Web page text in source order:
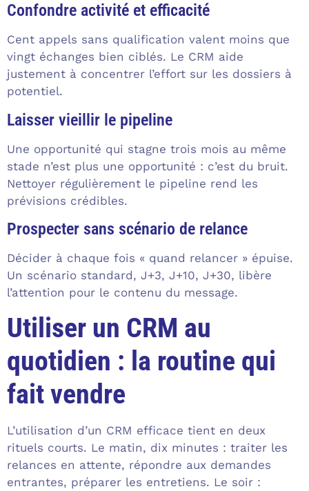
Confondre activité et efficacité
Cent appels sans qualification valent moins que
vingt échanges bien ciblés. Le CRM aide
justement à concentrer l’effort sur les dossiers à
potentiel.
Laisser vieillir le pipeline
Une opportunité qui stagne trois mois au même
stade n’est plus une opportunité : c’est du bruit.
Nettoyer régulièrement le pipeline rend les
prévisions crédibles.
Prospecter sans scénario de relance
Décider à chaque fois « quand relancer » épuise.
Un scénario standard, J+3, J+10, J+30, libère
l’attention pour le contenu du message.
Utiliser un CRM au
quotidien : la routine qui
fait vendre
L’utilisation d’un CRM efficace tient en deux
rituels courts. Le matin, dix minutes : traiter les
relances en attente, répondre aux demandes
entrantes, préparer les entretiens. Le soir :